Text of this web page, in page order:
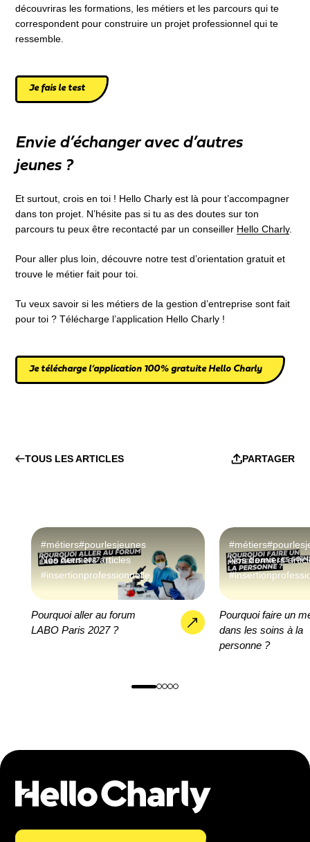
découvriras les formations, les métiers et les parcours qui te
correspondent pour construire un projet professionnel qui te
ressemble.
Je fais le test
Envie d’échanger avec d’autres
jeunes ?
Et surtout, crois en toi ! Hello Charly est là pour t’accompagner
dans ton projet. N’hésite pas si tu as des doutes sur ton
parcours tu peux être recontacté par un conseiller Hello Charly.
Pour aller plus loin, découvre notre test d’orientation gratuit et
trouve le métier fait pour toi.
Tu veux savoir si les métiers de la gestion d’entreprise sont fait
pour toi ? Télécharge l’application Hello Charly !
Je télécharge l’application 100% gratuite Hello Charly
TOUS LES ARTICLES PARTAGER
#métiers#pourlesjeunes
Nos derniers articles
#insertionprofessionnelle
Pourquoi aller au forum
LABO Paris 2027 ?
#métiers
Nos derniers
Pourquoi faire un
dans les soins à la
personne ?
trouver mon métier